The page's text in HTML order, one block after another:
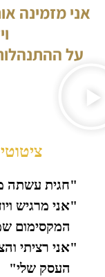
אני מזמינה
על
"חגית עשתה
"אני מרגיש
המקסימום
"אני רציתי
העסק שלי"